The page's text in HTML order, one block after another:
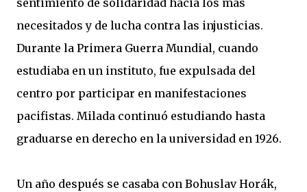
sentimiento de solidaridad hacia los más
necesitados y de lucha contra las injusticias.
Durante la Primera Guerra Mundial, cuando
estudiaba en un instituto, fue expulsada del
centro por participar en manifestaciones
pacifistas. Milada continuó estudiando hasta
graduarse en derecho en la universidad en 1926.
Un año después se casaba con Bohuslav Horák,